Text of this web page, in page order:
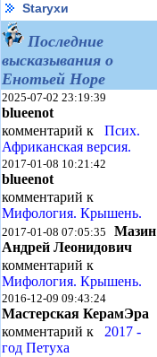
Starухи
Последние
высказывания о
Енотьей Норе
2025-07-02 23:19:39
blueenot
комментарий к Псих.
Африканская версия.
2017-01-08 10:21:42
blueenot
комментарий к
Мифология. Крышень.
2017-01-08 07:05:35 Мазин
Андрей Леонидович
комментарий к
Мифология. Крышень.
2016-12-09 09:43:24
Мастерская КерамЭра
комментарий к 2017 -
год Петуха